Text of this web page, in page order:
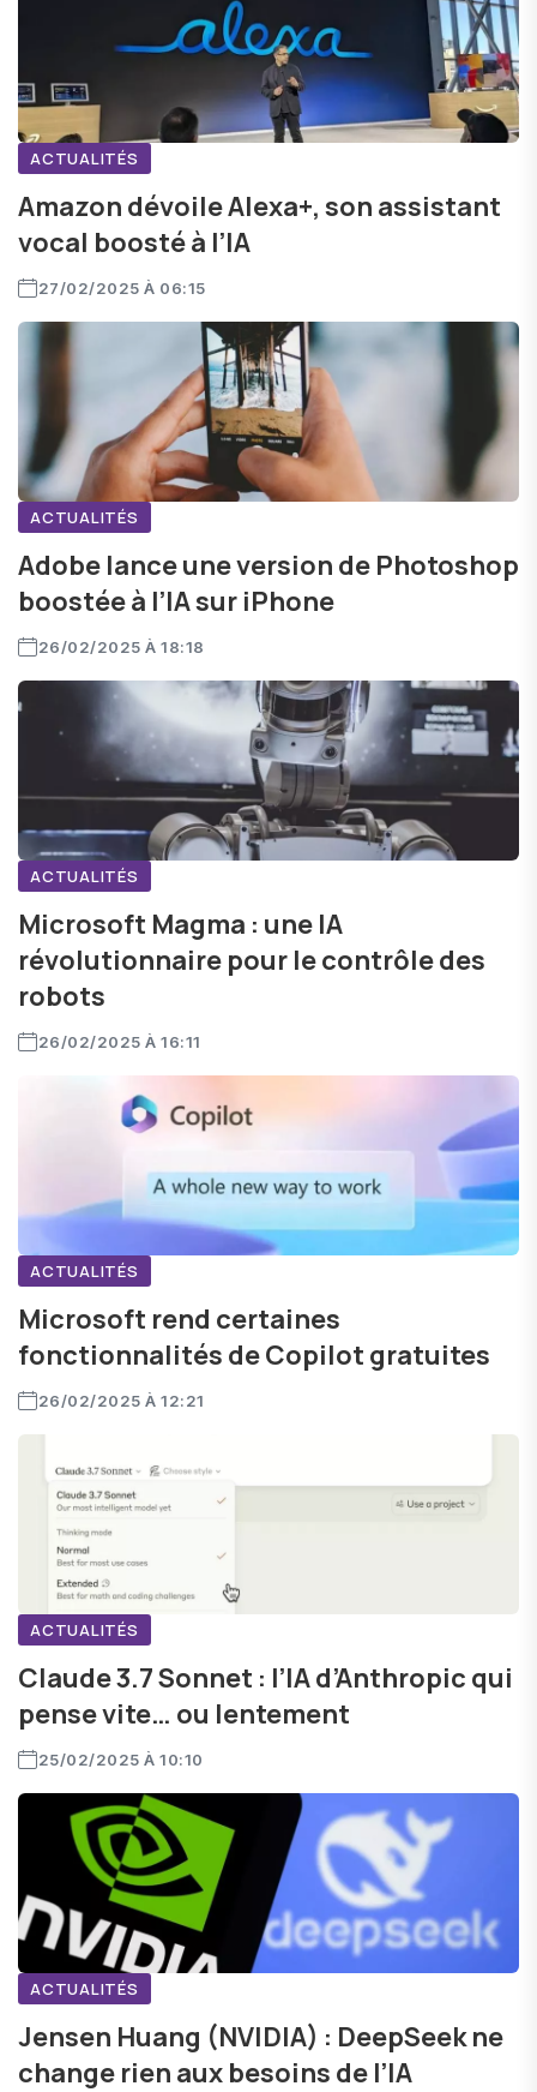
ACTUALITÉS
Amazon dévoile Alexa+, son assistant
vocal boosté à l’IA
27/02/2025 À 06:15
ACTUALITÉS
Adobe lance une version de Photoshop
boostée à l’IA sur iPhone
26/02/2025 À 18:18
ACTUALITÉS
Microsoft Magma : une IA
révolutionnaire pour le contrôle des
robots
26/02/2025 À 16:11
ACTUALITÉS
Microsoft rend certaines
fonctionnalités de Copilot gratuites
26/02/2025 À 12:21
ACTUALITÉS
Claude 3.7 Sonnet : l’IA d’Anthropic qui
pense vite… ou lentement
25/02/2025 À 10:10
ACTUALITÉS
Jensen Huang (NVIDIA) : DeepSeek ne
change rien aux besoins de l’IA